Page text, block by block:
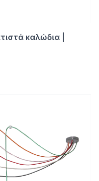
καλώδια |